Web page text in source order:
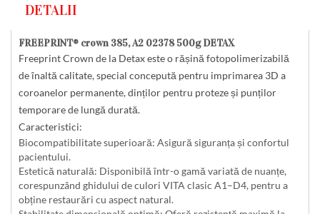
DETALII
FREEPRINT® crown 385, A2 02378 500g DETAX
Freeprint Crown de la Detax este o rășină fotopolimerizabilă
de înaltă calitate, special concepută pentru imprimarea 3D a
coroanelor permanente, dinților pentru proteze și punților
temporare de lungă durată.
Caracteristici:
Biocompatibilitate superioară: Asigură siguranța și confortul
pacientului.
Estetică naturală: Disponibilă într-o gamă variată de nuanțe,
corespunzând ghidului de culori VITA clasic A1–D4, pentru a
obține restaurări cu aspect natural.